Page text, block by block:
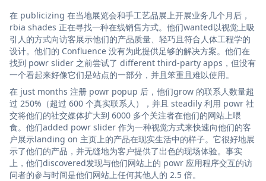
在 publicizing 在当地展览会和手工艺品展上开展业务几个月后，
rbia shades 正在寻找一种在线销售方式。他们wanted以视觉上吸
引人的方式向访客展示他们的产品质量、轻巧且符合人体工程学的
设计。他们的 Confluence 没有为此提供足够的解决方案。他们在
找到 powr slider 之前尝试了 different third-party apps，但没有
一个看起来好像它们是站点的一部分，并且笨重且难以使用。
在 just months 注册 powr popup 后，他们grow 的联系人数量超
过 250%（超过 600 个真实联系人），并且 steadily 利用 powr 社
交将他们的社交媒体扩大到 6000 多个关注者在他们的网站上喂
食。他们added powr slider 作为一种视觉方式来快速向他们的客
户展示landing on 主页上的产品在现实生活中的样子。它很好地展
示了他们的产品，并无缝地为客户提供了出色的现场体验。事实
上，他们discovered发现与他们网站上的 powr 应用程序交互的访
问者的参与时间是他们网站上任何其他人的 2.5 倍。